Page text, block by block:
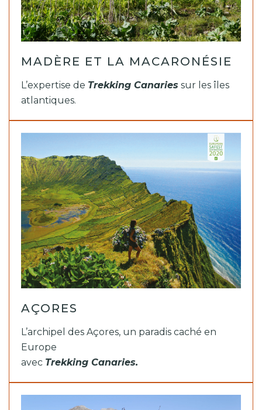
MADÈRE ET LA MACARONÉSIE
L’expertise de Trekking Canaries sur les îles
atlantiques.
AÇORES
L’archipel des Açores, un paradis caché en
Europe
avec Trekking Canaries.